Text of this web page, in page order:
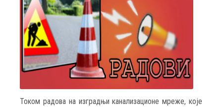
Током радова на изградњи канализационе мреже, које